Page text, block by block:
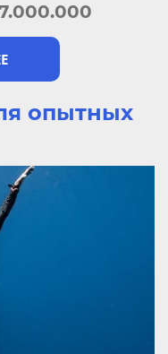
опытных